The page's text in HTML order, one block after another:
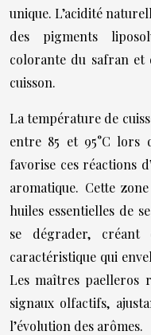
unique. L’acidité
des pigments
colorante du safran
cuisson.
La température de
entre 85 et 95°C lors
favorise ces réactions
aromatique. Cette
huiles essentielles de
se dégrader, créant
caractéristique qui
Les maîtres paelleros
signaux olfactifs,
l’évolution des arômes.